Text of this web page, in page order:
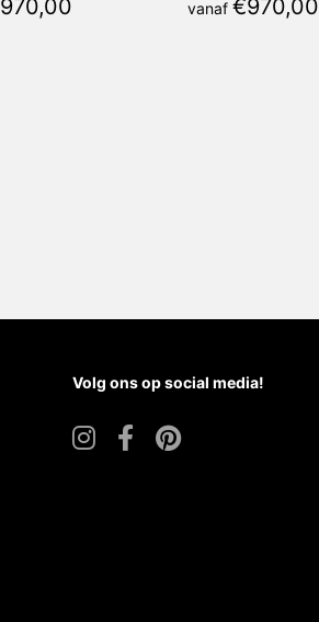
970,00 vanaf €970,00
Volg ons op social media!